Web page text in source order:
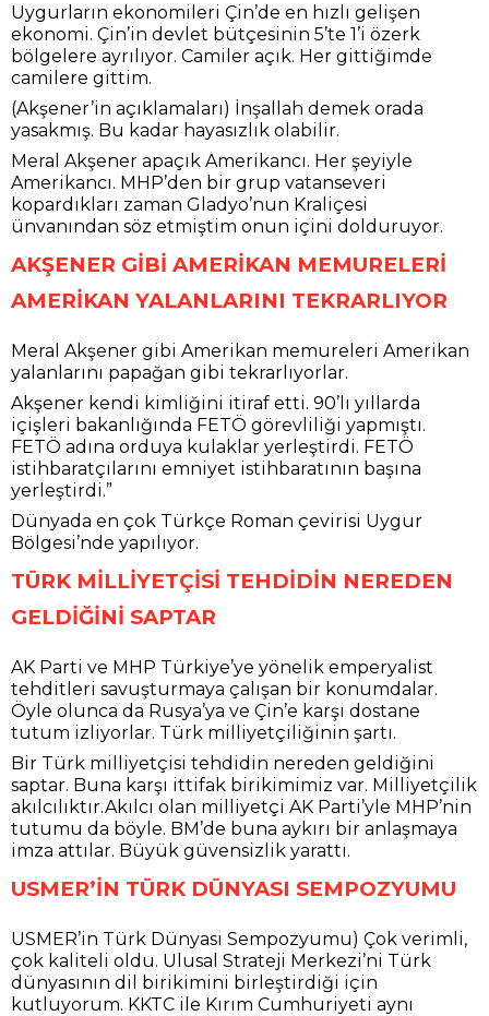
Uygurların ekonomileri Çin’de en hızlı gelişen
ekonomi. Çin’in devlet bütçesinin 5’te 1’i özerk
bölgelere ayrılıyor. Camiler açık. Her gittiğimde
camilere gittim.
(Akşener’in açıklamaları) İnşallah demek orada
yasakmış. Bu kadar hayasızlık olabilir.
Meral Akşener apaçık Amerikancı. Her şeyiyle
Amerikancı. MHP’den bir grup vatanseveri
kopardıkları zaman Gladyo’nun Kraliçesi
ünvanından söz etmiştim onun içini dolduruyor.
AKŞENER GİBİ AMERİKAN MEMURELERİ
AMERİKAN YALANLARINI TEKRARLIYOR
Meral Akşener gibi Amerikan memureleri Amerikan
yalanlarını papağan gibi tekrarlıyorlar.
Akşener kendi kimliğini itiraf etti. 90’lı yıllarda
içişleri bakanlığında FETÖ görevliliği yapmıştı.
FETÖ adına orduya kulaklar yerleştirdi. FETÖ
istihbaratçılarını emniyet istihbaratının başına
yerleştirdi.”
Dünyada en çok Türkçe Roman çevirisi Uygur
Bölgesi’nde yapılıyor.
TÜRK MİLLİYETÇİSİ TEHDİDİN NEREDEN
GELDİĞİNİ SAPTAR
AK Parti ve MHP Türkiye’ye yönelik emperyalist
tehditleri savuşturmaya çalışan bir konumdalar.
Öyle olunca da Rusya’ya ve Çin’e karşı dostane
tutum izliyorlar. Türk milliyetçiliğinin şartı.
Bir Türk milliyetçisi tehdidin nereden geldiğini
saptar. Buna karşı ittifak birikimimiz var. Milliyetçilik
akılcılıktır.Akılcı olan milliyetçi AK Parti’yle MHP’nin
tutumu da böyle. BM’de buna aykırı bir anlaşmaya
imza attılar. Büyük güvensizlik yarattı.
USMER’İN TÜRK DÜNYASI SEMPOZYUMU
USMER’in Türk Dünyası Sempozyumu) Çok verimli,
çok kaliteli oldu. Ulusal Strateji Merkezi’ni Türk
dünyasının dil birikimini birleştirdiği için
kutluyorum. KKTC ile Kırım Cumhuriyeti aynı